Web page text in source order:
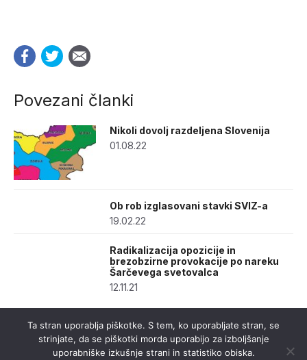
Povezani članki
Nikoli dovolj razdeljena Slovenija
01.08.22
Ob rob izglasovani stavki SVIZ-a
19.02.22
Radikalizacija opozicije in
brezobzirne provokacije po nareku
Šarčevega svetovalca
12.11.21
Ta stran uporablja piškotke. S tem, ko uporabljate stran, se
strinjate, da se piškotki morda uporabijo za izboljšanje
uporabniške izkušnje strani in statistiko obiska.